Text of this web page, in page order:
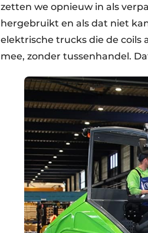
zetten we opnieuw in als
hergebruikt en als dat niet
elektrische trucks die de coils
mee, zonder tussenhandel.